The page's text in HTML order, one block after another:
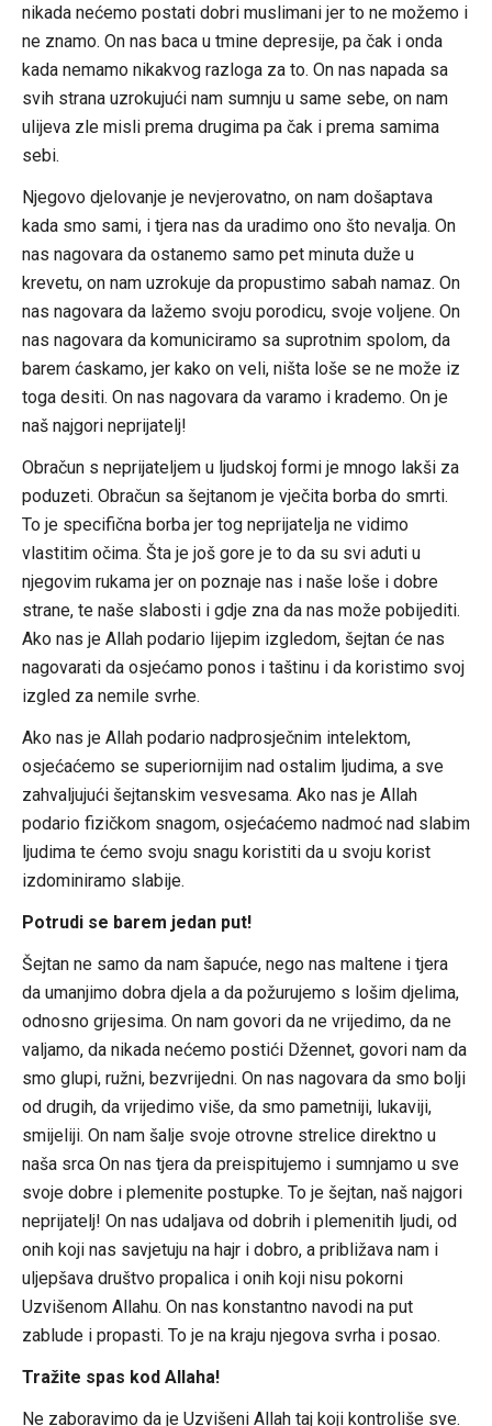
nikada nećemo postati dobri muslimani jer to ne možemo i
ne znamo. On nas baca u tmine depresije, pa čak i onda
kada nemamo nikakvog razloga za to. On nas napada sa
svih strana uzrokujući nam sumnju u same sebe, on nam
ulijeva zle misli prema drugima pa čak i prema samima
sebi.
Njegovo djelovanje je nevjerovatno, on nam došaptava
kada smo sami, i tjera nas da uradimo ono što nevalja. On
nas nagovara da ostanemo samo pet minuta duže u
krevetu, on nam uzrokuje da propustimo sabah namaz. On
nas nagovara da lažemo svoju porodicu, svoje voljene. On
nas nagovara da komuniciramo sa suprotnim spolom, da
barem ćaskamo, jer kako on veli, ništa loše se ne može iz
toga desiti. On nas nagovara da varamo i krademo. On je
naš najgori neprijatelj!
Obračun s neprijateljem u ljudskoj formi je mnogo lakši za
poduzeti. Obračun sa šejtanom je vječita borba do smrti.
To je specifična borba jer tog neprijatelja ne vidimo
vlastitim očima. Šta je još gore je to da su svi aduti u
njegovim rukama jer on poznaje nas i naše loše i dobre
strane, te naše slabosti i gdje zna da nas može pobijediti.
Ako nas je Allah podario lijepim izgledom, šejtan će nas
nagovarati da osjećamo ponos i taštinu i da koristimo svoj
izgled za nemile svrhe.
Ako nas je Allah podario nadprosječnim intelektom,
osjećaćemo se superiornijim nad ostalim ljudima, a sve
zahvaljujući šejtanskim vesvesama. Ako nas je Allah
podario fizičkom snagom, osjećaćemo nadmoć nad slabim
ljudima te ćemo svoju snagu koristiti da u svoju korist
izdominiramo slabije.
Potrudi se barem jedan put!
Šejtan ne samo da nam šapuće, nego nas maltene i tjera
da umanjimo dobra djela a da požurujemo s lošim djelima,
odnosno grijesima. On nam govori da ne vrijedimo, da ne
valjamo, da nikada nećemo postići Džennet, govori nam da
smo glupi, ružni, bezvrijedni. On nas nagovara da smo bolji
od drugih, da vrijedimo više, da smo pametniji, lukaviji,
smijeliji. On nam šalje svoje otrovne strelice direktno u
naša srca On nas tjera da preispitujemo i sumnjamo u sve
svoje dobre i plemenite postupke. To je šejtan, naš najgori
neprijatelj! On nas udaljava od dobrih i plemenitih ljudi, od
onih koji nas savjetuju na hajr i dobro, a približava nam i
uljepšava društvo propalica i onih koji nisu pokorni
Uzvišenom Allahu. On nas konstantno navodi na put
zablude i propasti. To je na kraju njegova svrha i posao.
Tražite spas kod Allaha!
Ne zaboravimo da je Uzvišeni Allah taj koji kontroliše sve.